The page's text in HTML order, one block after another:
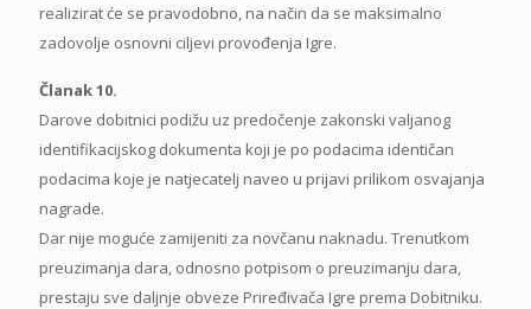
realizirat će se pravodobno, na način da se maksimalno
zadovolje osnovni ciljevi provođenja Igre.
Članak 10.
Darove dobitnici podižu uz predočenje zakonski valjanog
identifikacijskog dokumenta koji je po podacima identičan
podacima koje je natjecatelj naveo u prijavi prilikom osvajanja
nagrade.
Dar nije moguće zamijeniti za novčanu naknadu. Trenutkom
preuzimanja dara, odnosno potpisom o preuzimanju dara,
prestaju sve daljnje obveze Priređivača Igre prema Dobitniku.